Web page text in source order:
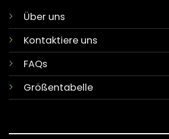
Über uns
Kontaktiere uns
FAQs
Größentabelle